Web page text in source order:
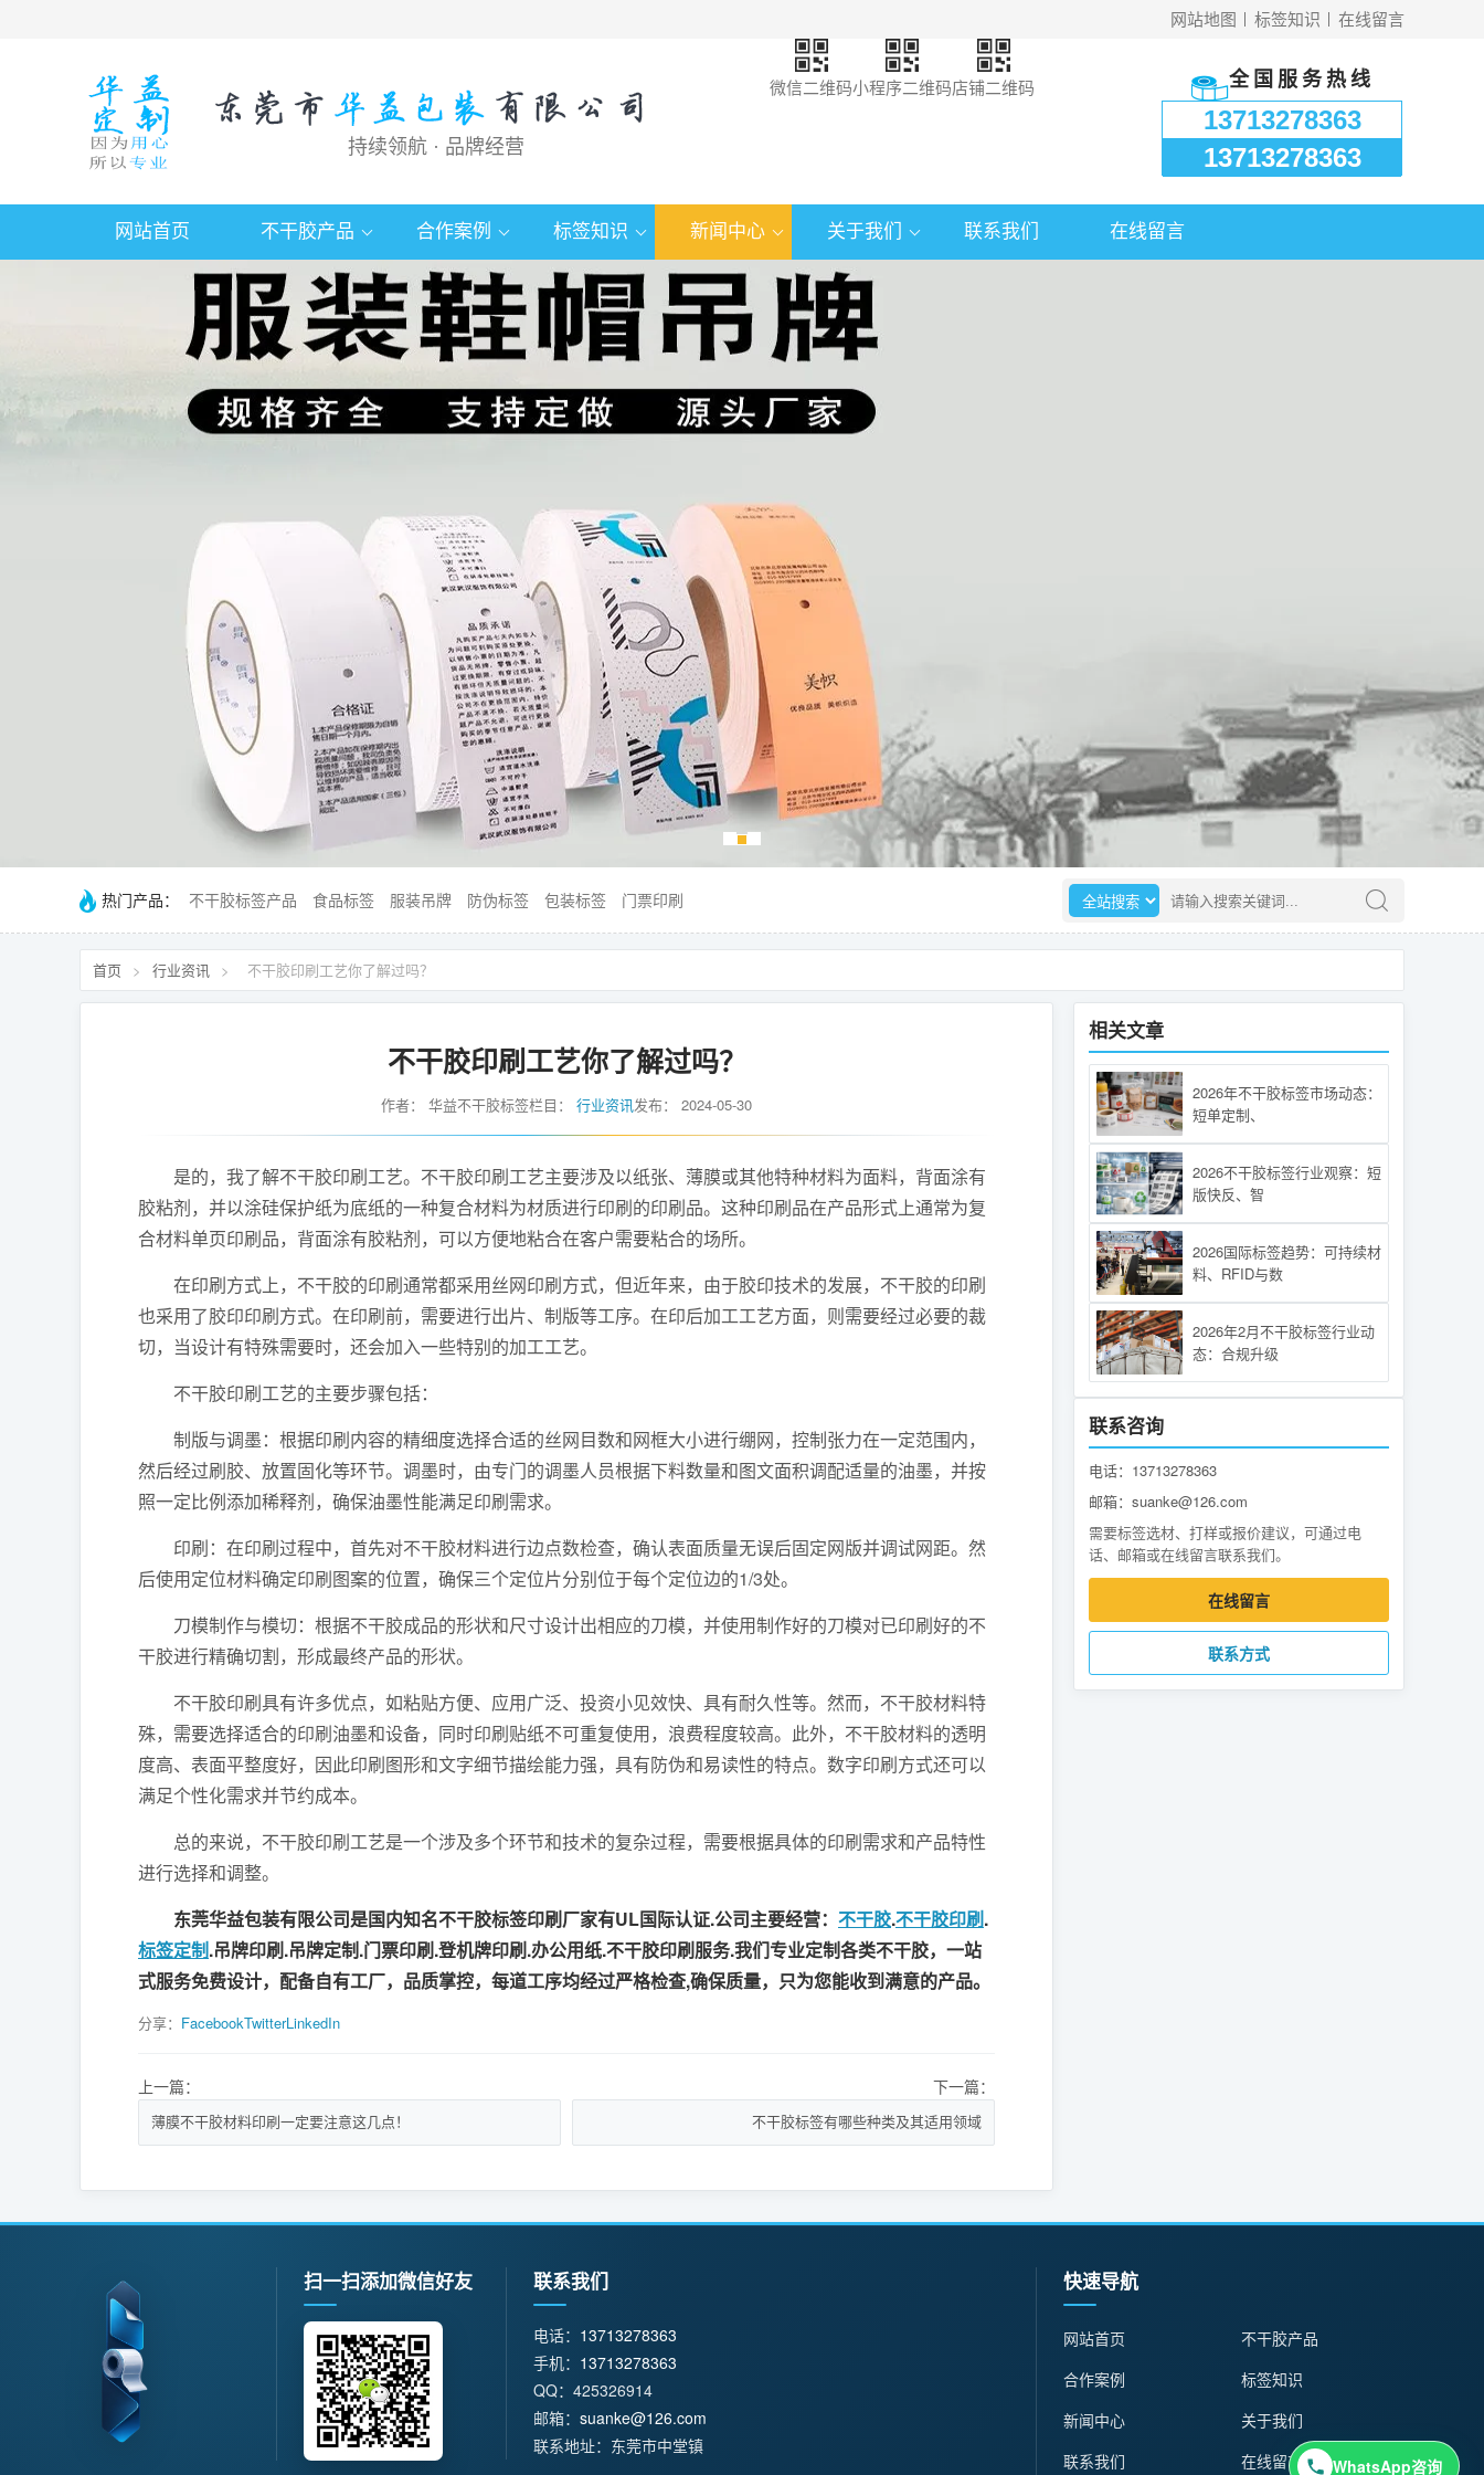
在线留言
标签知识
网站地图
持续领航 · 品牌经营
微信二维码小程序二维码店铺二维码 全国服务热线
13713278363
13713278363
网站首页 不干胶产品 合作案例 标签知识 新闻中心 关于我们 联系我们 在线留言
选择搜索范围 请输入搜索关键词
热门产品： 不干胶标签产品 食品标签 服装吊牌 防伪标签 包装标签 门票印刷
首页 > 行业资讯 > 不干胶印刷工艺你了解过吗？
不干胶印刷工艺你了解过吗？
作者： 华益不干胶标签栏目： 行业资讯发布： 2024-05-30
是的，我了解不干胶印刷工艺。不干胶印刷工艺主要涉及以纸张、薄膜或其他特种材料为面料，背面涂有
胶粘剂，并以涂硅保护纸为底纸的一种复合材料为材质进行印刷的印刷品。这种印刷品在产品形式上通常为复
合材料单页印刷品，背面涂有胶粘剂，可以方便地粘合在客户需要粘合的场所。
在印刷方式上，不干胶的印刷通常都采用丝网印刷方式，但近年来，由于胶印技术的发展，不干胶的印刷
也采用了胶印印刷方式。在印刷前，需要进行出片、制版等工序。在印后加工工艺方面，则需要经过必要的裁
切，当设计有特殊需要时，还会加入一些特别的加工工艺。
不干胶印刷工艺的主要步骤包括：
制版与调墨：根据印刷内容的精细度选择合适的丝网目数和网框大小进行绷网，控制张力在一定范围内，
然后经过刷胶、放置固化等环节。调墨时，由专门的调墨人员根据下料数量和图文面积调配适量的油墨，并按
照一定比例添加稀释剂，确保油墨性能满足印刷需求。
印刷：在印刷过程中，首先对不干胶材料进行边点数检查，确认表面质量无误后固定网版并调试网距。然
后使用定位材料确定印刷图案的位置，确保三个定位片分别位于每个定位边的1/3处。
刀模制作与模切：根据不干胶成品的形状和尺寸设计出相应的刀模，并使用制作好的刀模对已印刷好的不
干胶进行精确切割，形成最终产品的形状。
不干胶印刷具有许多优点，如粘贴方便、应用广泛、投资小见效快、具有耐久性等。然而，不干胶材料特
殊，需要选择适合的印刷油墨和设备，同时印刷贴纸不可重复使用，浪费程度较高。此外，不干胶材料的透明
度高、表面平整度好，因此印刷图形和文字细节描绘能力强，具有防伪和易读性的特点。数字印刷方式还可以
满足个性化需求并节约成本。
总的来说，不干胶印刷工艺是一个涉及多个环节和技术的复杂过程，需要根据具体的印刷需求和产品特性
进行选择和调整。
东莞华益包装有限公司是国内知名不干胶标签印刷厂家有UL国际认证.公司主要经营： 不干胶.不干胶印刷.
标签定制.吊牌印刷.吊牌定制.门票印刷.登机牌印刷.办公用纸.不干胶印刷服务.我们专业定制各类不干胶，一站
式服务免费设计，配备自有工厂，品质掌控，每道工序均经过严格检查,确保质量，只为您能收到满意的产品。
分享： FacebookTwitterLinkedIn
上一篇：
薄膜不干胶材料印刷一定要注意这几点！
下一篇：
不干胶标签有哪些种类及其适用领域
相关文章
2026年不干胶标签市场动态：
短单定制、
2026不干胶标签行业观察：短
版快反、智
2026国际标签趋势：可持续材
料、RFID与数
2026年2月不干胶标签行业动
态：合规升级
联系咨询
电话：13713278363
邮箱：suanke@126.com
需要标签选材、打样或报价建议，可通过电
话、邮箱或在线留言联系我们。
在线留言
联系方式
扫一扫添加微信好友 联系我们
电话： 13713278363
手机： 13713278363
QQ：425326914
邮箱： suanke@126.com
联系地址：东莞市中堂镇
快速导航
网站首页
不干胶产品
合作案例
标签知识
新闻中心
关于我们
联系我们
在线留言 WhatsApp咨询